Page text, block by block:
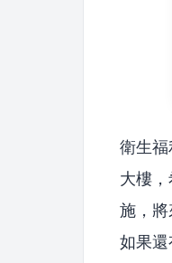
衛生
大樓
施，
如果